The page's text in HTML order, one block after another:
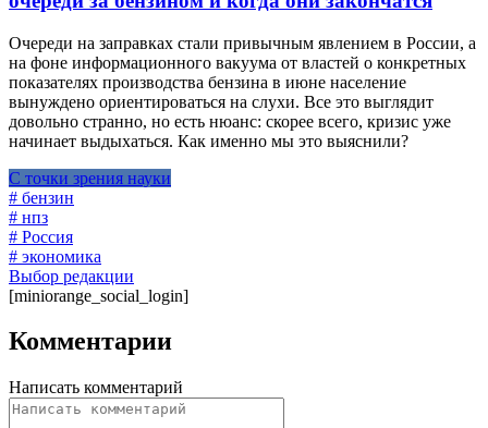
Очереди на заправках стали привычным явлением в России, а
на фоне информационного вакуума от властей о конкретных
показателях производства бензина в июне население
вынуждено ориентироваться на слухи. Все это выглядит
довольно странно, но есть нюанс: скорее всего, кризис уже
начинает выдыхаться. Как именно мы это выяснили?
С точки зрения науки
# бензин
# нпз
# Россия
# экономика
Выбор редакции
[miniorange_social_login]
Комментарии
Написать комментарий